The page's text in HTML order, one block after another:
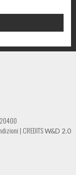
| CREDITSW&D 2.0